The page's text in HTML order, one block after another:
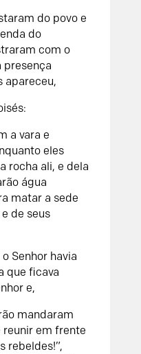
do povo e
do
com o
presença
apareceu,
a vara e
eles
rocha ali, e dela
água
matar a sede
de seus
Senhor havia
que ficava
e,
mandaram
reunir em frente
rebeldes!”,